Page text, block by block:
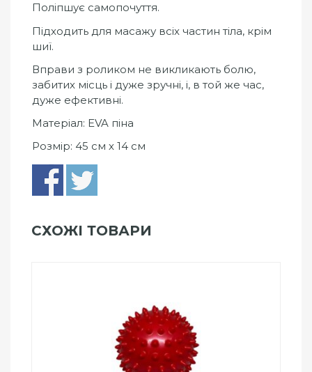
Поліпшує самопочуття.
Підходить для масажу всіх частин тіла, крім
шиї.
Вправи з роликом не викликають болю,
забитих місць і дуже зручні, і, в той же час,
дуже ефективні.
Матеріал: EVA піна
Розмір: 45 см х 14 см
СХОЖІ ТОВАРИ
ПРИДБАТИ
Add to Wishlist